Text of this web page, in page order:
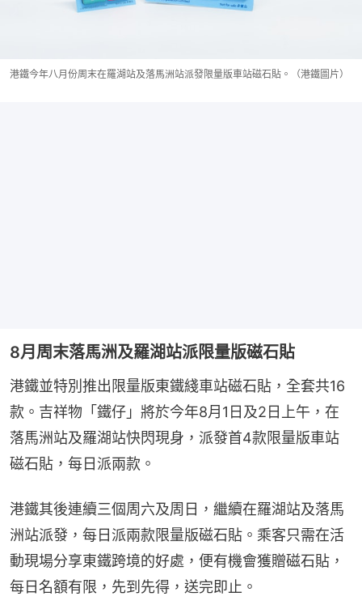
港鐵今年八月份周末在羅湖站及落馬洲站派發限量版車站磁石貼。（港鐵圖片）
8月周末落馬洲及羅湖站派限量版磁石貼
港鐵並特別推出限量版東鐵綫車站磁石貼，全套共16
款。吉祥物「鐵仔」將於今年8月1日及2日上午，在
落馬洲站及羅湖站快閃現身，派發首4款限量版車站
磁石貼，每日派兩款。
港鐵其後連續三個周六及周日，繼續在羅湖站及落馬
洲站派發，每日派兩款限量版磁石貼。乘客只需在活
動現場分享東鐵跨境的好處，便有機會獲贈磁石貼，
每日名額有限，先到先得，送完即止。